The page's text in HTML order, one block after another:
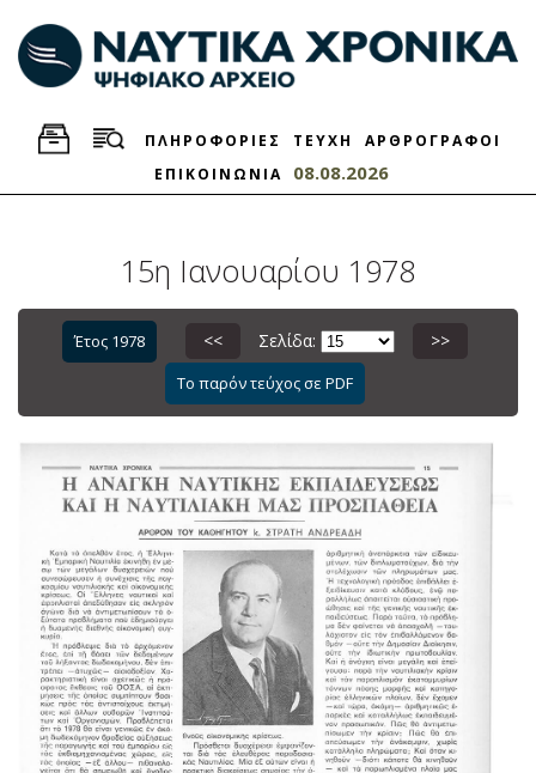
ΠΛΗΡΟΦΟΡΙΕΣ ΤΕΥΧΗ
ΑΡΘΡΟΓΡΑΦΟΙ
ΕΠΙΚΟΙΝΩΝΙΑ
08.08.2026
15η Ιανουαρίου 1978
Έτος 1978 << Σελίδα: >>
Το παρόν τεύχος σε PDF